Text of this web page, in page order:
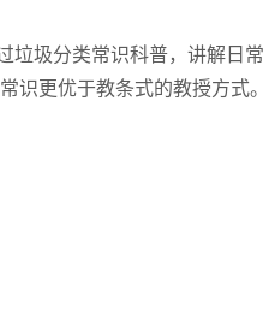
垃圾分类常识科普，讲解日
识更优于教条式的教授方式。